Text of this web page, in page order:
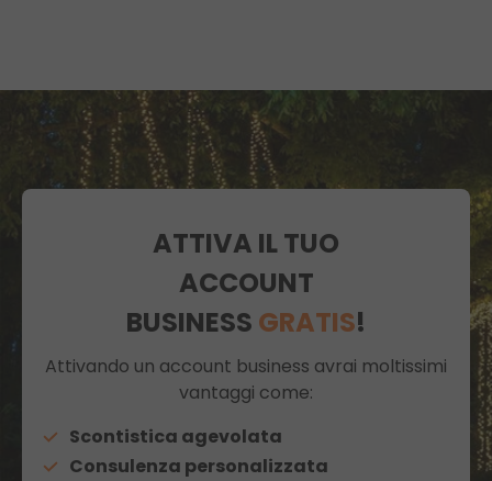
ATTIVA IL TUO
ACCOUNT
BUSINESS GRATIS!
Attivando un account business avrai moltissimi
vantaggi come:
Scontistica agevolata
Consulenza personalizzata